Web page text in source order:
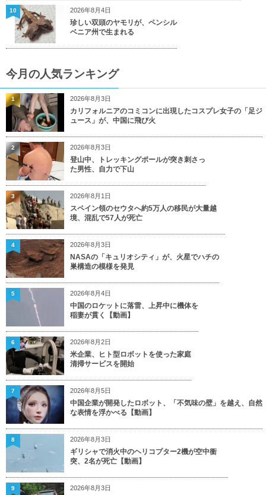
2026年8月4日
珍しい双頭のヤモリが、ペンシル
ベニア州で生まれる
10
今月の人気ランキング
2026年8月3日
カリフォルニアのコミコンに出現したコスプレ女子の「足ジ
ュース」が、中国に飛び火
1
2026年8月3日
登山中、トレッキングポールが突き刺さっ
た男性、自力で下山
2
2026年8月1日
スペイン領のセウタへ約5万人の移民が大量越
境、混乱で57人が死亡
3
2026年8月3日
NASAの「キュリオシティ」が、火星でハチの
巣構造の模様を発見
4
2026年8月4日
中国のロケットに落雷、上昇中に機体を
稲妻が貫く【動画】
5
2026年8月2日
米企業、ヒト型ロボットを使った家庭
清掃サービスを開始
6
2026年8月5日
中国企業が開発したロボット、「不気味の壁」を越え、自然
な表情を浮かべる【動画】
7
2026年8月3日
ギリシャで消火中のヘリコプター2機が空中衝
突、2名が死亡【動画】
8
2026年8月3日
9